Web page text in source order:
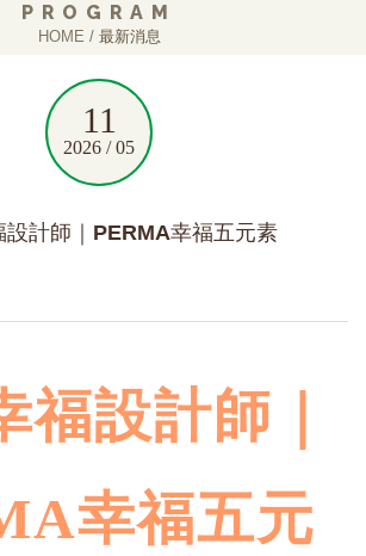
PROGRAM
HOME 最新消息
11
2026 / 05
設計師｜PERMA幸福五元素
福設計師｜
幸福五元